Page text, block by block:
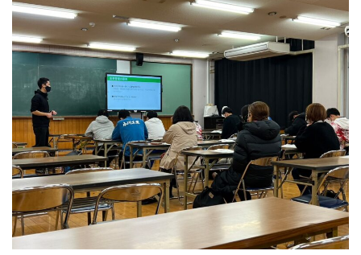
コンテンツ
サービスの流れ
お問い合わせ
キャンセルポリシー
CONTACT